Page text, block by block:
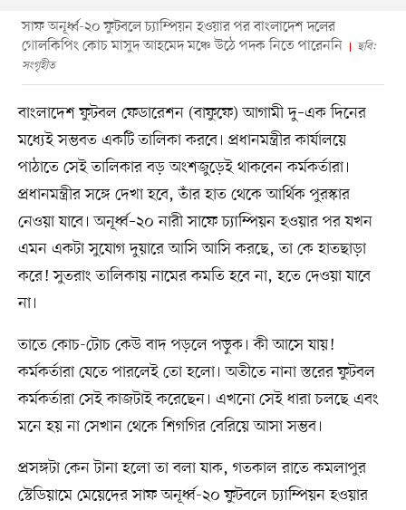
সাফ অনূর্ধ্ব-২০ ফুটবলে চ্যাম্পিয়ন হওয়ার পর বাংলাদেশ দলের
গোলকিপিং কোচ মাসুদ আহমেদ মঞ্চে উঠে পদক নিতে পারেননি
ছবি:
সংগৃহীত
বাংলাদেশ ফুটবল ফেডারেশন (বাফুফে) আগামী দু–এক দিনের
মধ্যেই সম্ভবত একটি তালিকা করবে। প্রধানমন্ত্রীর কার্যালয়ে
পাঠাতে সেই তালিকার বড় অংশজুড়েই থাকবেন কর্মকর্তারা।
প্রধানমন্ত্রীর সঙ্গে দেখা হবে, তাঁর হাত থেকে আর্থিক পুরস্কার
নেওয়া যাবে। অনূর্ধ্ব–২০ নারী সাফে চ্যাম্পিয়ন হওয়ার পর যখন
এমন একটা সুযোগ দুয়ারে আসি আসি করছে, তা কে হাতছাড়া
করে! সুতরাং তালিকায় নামের কমতি হবে না, হতে দেওয়া যাবে
না।
তাতে কোচ-টোচ কেউ বাদ পড়লে পড়ুক। কী আসে যায়!
কর্মকর্তারা যেতে পারলেই তো হলো। অতীতে নানা স্তরের ফুটবল
কর্মকর্তারা সেই কাজটাই করেছেন। এখনো সেই ধারা চলছে এবং
মনে হয় না সেখান থেকে শিগগির বেরিয়ে আসা সম্ভব।
প্রসঙ্গটা কেন টানা হলো তা বলা যাক, গতকাল রাতে কমলাপুর
স্টেডিয়ামে মেয়েদের সাফ অনূর্ধ্ব-২০ ফুটবলে চ্যাম্পিয়ন হওয়ার